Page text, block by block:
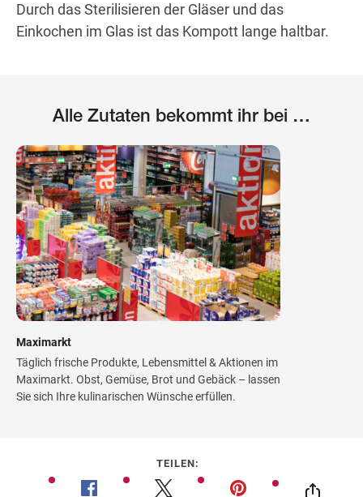
Durch das Sterilisieren der Gläser und das
Einkochen im Glas ist das Kompott lange haltbar.
Alle Zutaten bekommt ihr bei …
Maximarkt
Täglich frische Produkte, Lebensmittel & Aktionen im
Maximarkt. Obst, Gemüse, Brot und Gebäck – lassen
Sie sich Ihre kulinarischen Wünsche erfüllen.
TEILEN: